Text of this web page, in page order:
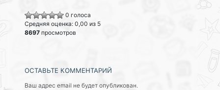
0 голоса
Средняя оценка: 0,00 из 5
8697 просмотров
ОСТАВЬТЕ КОММЕНТАРИЙ
Ваш адрес email не будет опубликован.